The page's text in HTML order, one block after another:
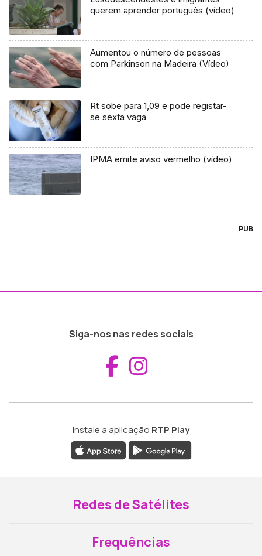
querem aprender português (vídeo)
Aumentou o número de pessoas
com Parkinson na Madeira (Vídeo)
Rt sobe para 1,09 e pode registar-
se sexta vaga
IPMA emite aviso vermelho (vídeo)
PUB
Siga-nos nas redes sociais
Aceder ao
Instale a aplicação RTP Play
Redes de Satélites
Frequências